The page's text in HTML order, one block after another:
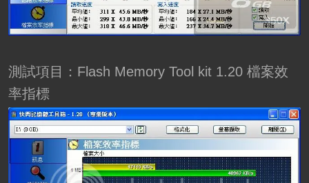
測試項目：Flash Memory Tool kit 1.20 檔案效
率指標